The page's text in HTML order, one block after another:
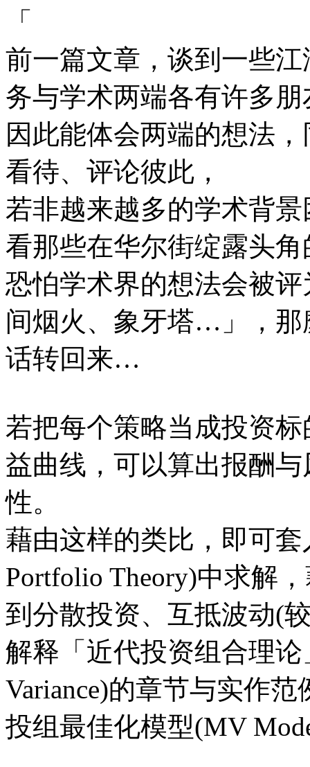
「
前一篇文章，谈到一些
务与学术两端各有许多
因此能体会两端的想法
看待、评论彼此，
若非越来越多的学术背
看那些在华尔街绽露头角
恐怕学术界的想法会被
间烟火、象牙塔…」，
话转回来…
若把每个策略当成投资
益曲线，可以算出报酬
性。
藉由这样的类比，即可
Portfolio Theory)中求解
到分散投资、互抵波动(
解释「近代投资组合理
Variance)的章节与实作
投组最佳化模型(MV